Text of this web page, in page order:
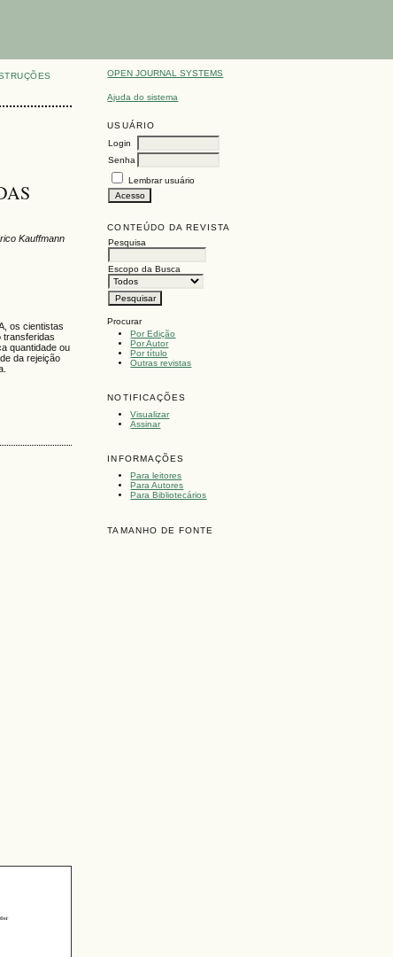
OPEN JOURNAL SYSTEMS
Ajuda do sistema
USUÁRIO
Login
Senha
Lembrar usuário
CONTEÚDO DA REVISTA
Pesquisa
Escopo da Busca
Procurar
Por Edição
Por Autor
Por título
Outras revistas
NOTIFICAÇÕES
Visualizar
Assinar
INFORMAÇÕES
Para leitores
Para Autores
Para Bibliotecários
TAMANHO DE FONTE
Kauffmann
os cientistas
transferidas
quantidade ou
da rejeição